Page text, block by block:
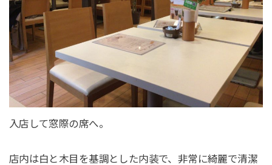
入店して窓際の席へ。
店内は白と木目を基調とした内装で、非常に綺麗で清潔